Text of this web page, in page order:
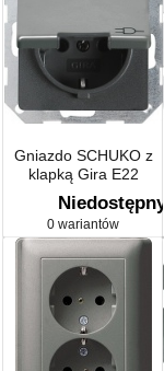
Gniazdo SCHUKO z
klapką Gira E22
naturalny stalowy
Niedostępny
0 wariantów